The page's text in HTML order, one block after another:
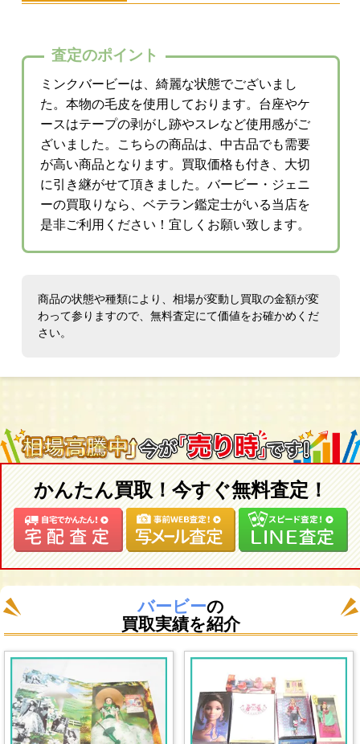
査定のポイント
ミンクバービーは、綺麗な状態でございまし
た。本物の毛皮を使用しております。台座やケ
ースはテープの剥がし跡やスレなど使用感がご
ざいました。こちらの商品は、中古品でも需要
が高い商品となります。買取価格も付き、大切
に引き継がせて頂きました。バービー・ジェニ
ーの買取りなら、ベテラン鑑定士がいる当店を
是非ご利用ください！宜しくお願い致します。
商品の状態や種類により、相場が変動し買取の金額が変
わって参りますので、無料査定にて価値をお確かめくだ
さい。
かんたん買取！今すぐ無料査定！
バービーの
買取実績を紹介